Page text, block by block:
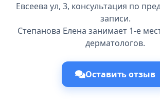
Евсеева ул, 3, консультация по
записи.
Степанова Елена занимает 1-е
дерматологов.
Оставить отзыв